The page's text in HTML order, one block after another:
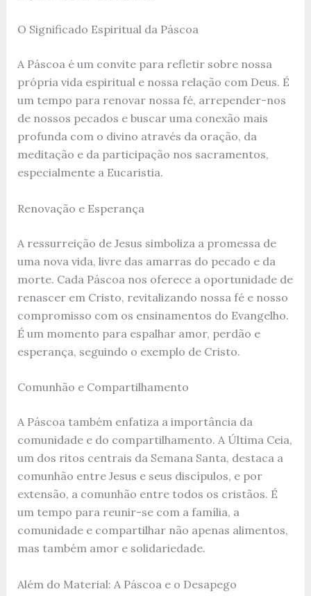
O Significado Espiritual da Páscoa
A Páscoa é um convite para refletir sobre nossa
própria vida espiritual e nossa relação com Deus. É
um tempo para renovar nossa fé, arrepender-nos
de nossos pecados e buscar uma conexão mais
profunda com o divino através da oração, da
meditação e da participação nos sacramentos,
especialmente a Eucaristia.
Renovação e Esperança
A ressurreição de Jesus simboliza a promessa de
uma nova vida, livre das amarras do pecado e da
morte. Cada Páscoa nos oferece a oportunidade de
renascer em Cristo, revitalizando nossa fé e nosso
compromisso com os ensinamentos do Evangelho.
É um momento para espalhar amor, perdão e
esperança, seguindo o exemplo de Cristo.
Comunhão e Compartilhamento
A Páscoa também enfatiza a importância da
comunidade e do compartilhamento. A Última Ceia,
um dos ritos centrais da Semana Santa, destaca a
comunhão entre Jesus e seus discípulos, e por
extensão, a comunhão entre todos os cristãos. É
um tempo para reunir-se com a família, a
comunidade e compartilhar não apenas alimentos,
mas também amor e solidariedade.
Além do Material: A Páscoa e o Desapego